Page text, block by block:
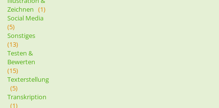
Zeichnen (1)
Social Media
(5)
Sonstiges
(13)
Testen &
Bewerten
(15)
Texterstellung
(5)
Transkription
(1)